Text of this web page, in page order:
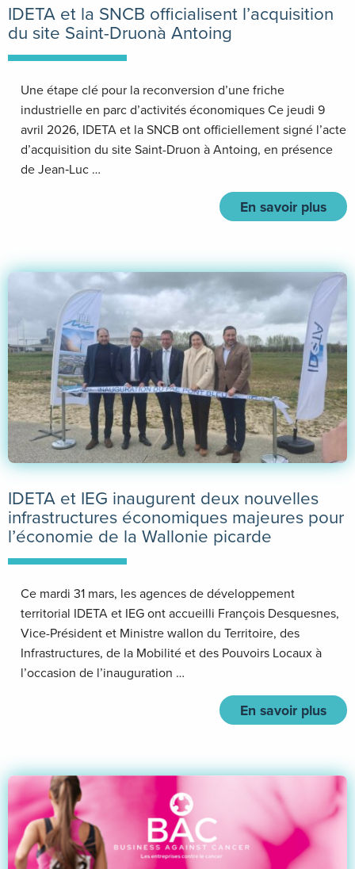
IDETA et la SNCB officialisent l’acquisition
du site Saint-Druonà Antoing
Une étape clé pour la reconversion d’une friche
industrielle en parc d’activités économiques Ce jeudi 9
avril 2026, IDETA et la SNCB ont officiellement signé l’acte
d’acquisition du site Saint-Druon à Antoing, en présence
de Jean‑Luc …
En savoir plus
IDETA et IEG inaugurent deux nouvelles
infrastructures économiques majeures pour
l’économie de la Wallonie picarde
Ce mardi 31 mars, les agences de développement
territorial IDETA et IEG ont accueilli François Desquesnes,
Vice-Président et Ministre wallon du Territoire, des
Infrastructures, de la Mobilité et des Pouvoirs Locaux à
l’occasion de l’inauguration …
En savoir plus